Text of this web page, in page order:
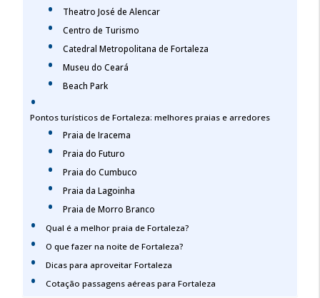
Theatro José de Alencar
Centro de Turismo
Catedral Metropolitana de Fortaleza
Museu do Ceará
Beach Park
Pontos turísticos de Fortaleza: melhores praias e arredores
Praia de Iracema
Praia do Futuro
Praia do Cumbuco
Praia da Lagoinha
Praia de Morro Branco
Qual é a melhor praia de Fortaleza?
O que fazer na noite de Fortaleza?
Dicas para aproveitar Fortaleza
Cotação passagens aéreas para Fortaleza